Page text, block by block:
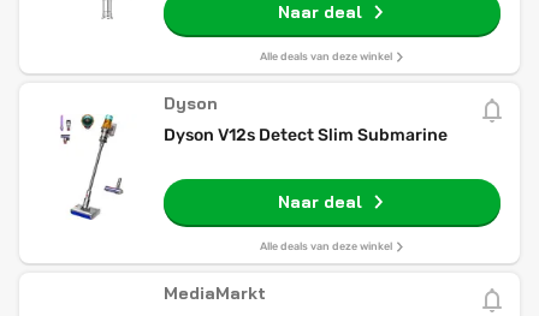
Naar deal
Alle deals van deze winkel
Dyson
Dyson V12s Detect Slim Submarine
Naar deal
Alle deals van deze winkel
MediaMarkt